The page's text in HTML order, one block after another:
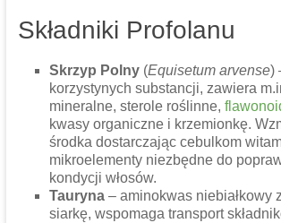
Składniki Profolanu
Skrzyp Polny(Equisetum arvense)
korzystynych substancji, zawiera
mineralne, sterole roślinne,
kwasy organiczne i krzemionkę.
środka dostarczając cebulkom
mikroelementy niezbędne do
kondycji włosów.
Tauryna– aminokwas niebiałkowy
siarkę, wspomaga transport